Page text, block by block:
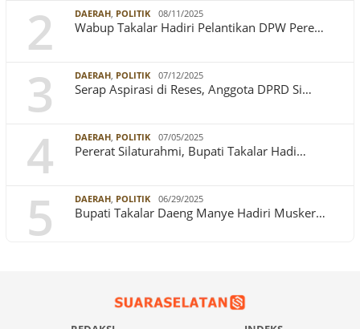
2 DAERAH, POLITIK 08/11/2025
Wabup Takalar Hadiri Pelantikan DPW Pere…
3 DAERAH, POLITIK 07/12/2025
Serap Aspirasi di Reses, Anggota DPRD Si…
4 DAERAH, POLITIK 07/05/2025
Pererat Silaturahmi, Bupati Takalar Hadi…
5 DAERAH, POLITIK 06/29/2025
Bupati Takalar Daeng Manye Hadiri Musker…